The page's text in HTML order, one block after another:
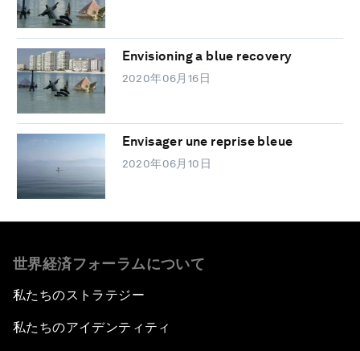
Envisioning a blue recovery
2020年06月16日
Envisager une reprise bleue
2020年06月10日
世界経済フォーラムについて
私たちのストラテジー
私たちのアイデンティティ